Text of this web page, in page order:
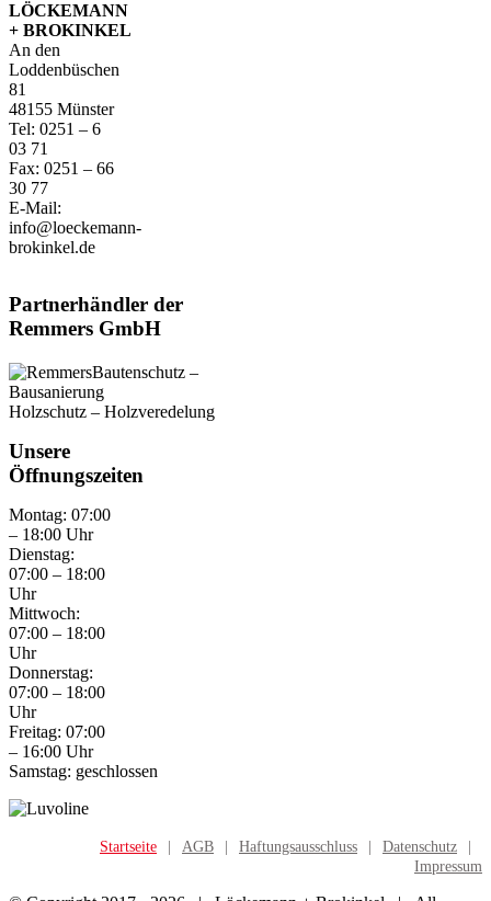
LÖCKEMANN
+ BROKINKEL
An den
Loddenbüschen
81
48155 Münster
Tel: 0251 – 6
03 71
Fax: 0251 – 66
30 77
E-Mail:
info@loeckemann-
brokinkel.de
Partnerhändler der
Remmers GmbH
Bautenschutz –
Bausanierung
Holzschutz – Holzveredelung
Unsere
Öffnungszeiten
Montag: 07:00
– 18:00 Uhr
Dienstag:
07:00 – 18:00
Uhr
Mittwoch:
07:00 – 18:00
Uhr
Donnerstag:
07:00 – 18:00
Uhr
Freitag: 07:00
– 16:00 Uhr
Samstag: geschlossen
Startseite AGB Haftungsausschluss
Datenschutz
Impressum